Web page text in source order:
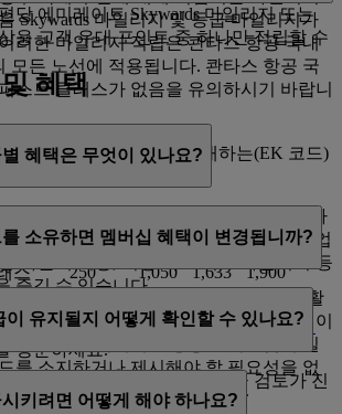
Skywards 마일리지 및 등급 마일리지가
러한 마일리지 적립은 콴타스 항공 국내
모든 노선에 적용됩니다. 콴타스 항공 국
스트 클래스가 없음을 유의하시기 바랍니
는 에미레이트 항공이 판매하는(EK 코드)
스
250 350 700
1,000
스
250 1,050 1,633 1,900
당 에미레이트 Skywards 마일리지 또는
용 고객 우대 포인트 중 하나만 적립할 수
혜택
혜택은 무엇이 있나요?
멤버십 등급마다 회원들이 좋아하
이 제공됩니다. 회원은 기내 WiFi, 즉석 업
라운지 이용, 비행 시 보너스 마일리지 등
즐길 수 있습니다.
되는 혜택의 목록 전체를 보려면멤버십
방문하세요.
소유하면 멤버십 혜택이 변경됩니까?
레이트 항공은 회원 분들이 가능한 한 원활
수 있도록 항상 최선을 다하고 있습니다. 이
환으로, 에미레이트 항공은 회원님이 실
를 소지하거나 제시해야 할 필요성을 없
챙겨할 목록을 하나 줄였습니다.
이 유지될지 어떻게 확인할 수 있나요?
동한 후 12개월이 되면 첫 등급 검토가 진
키려면 어떻게 해야 하나요?